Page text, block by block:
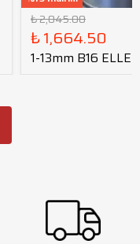
₺ 2,045.00
₺ 1,664.50
1-13mm B16 ELLE